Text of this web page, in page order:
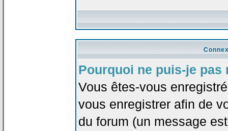
Pourquoi ne puis-je pas
Vous êtes-vous
vous enregistrer afin de
du forum (un message